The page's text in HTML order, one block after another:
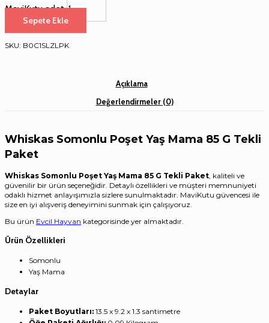
MaviKutu adet
Sepete Ekle
SKU: B0C1SLZLPK
Açıklama
Değerlendirmeler (0)
Whiskas Somonlu Poşet Yaş Mama 85 G Tekli
Paket
Whiskas Somonlu Poşet Yaş Mama 85 G Tekli Paket , kaliteli ve
güvenilir bir ürün seçeneğidir. Detaylı özellikleri ve müşteri memnuniyeti
odaklı hizmet anlayışımızla sizlere sunulmaktadır. MaviKutu güvencesi ile
size en iyi alışveriş deneyimini sunmak için çalışıyoruz.
Bu ürün Evcil Hayvan kategorisinde yer almaktadır.
Ürün Özellikleri
Somonlu
Yaş Mama
Detaylar
Paket Boyutları: ‎13.5 x 9.2 x 1.3 santimetre